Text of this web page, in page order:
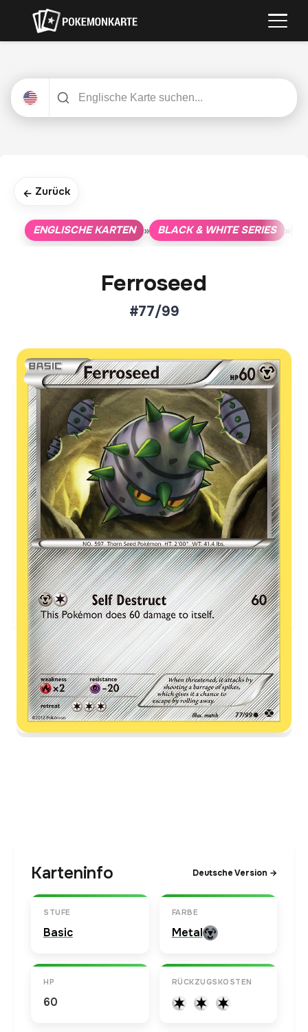
← Zurück
ENGLISCHE KARTEN » BLACK & WHITE SERIES »
Ferroseed
#77/99
Aktueller Marktpreis
€0,18
Normal
€0,49
Reverse Holo
Preise werden täglich aktualisiert.
Karteninfo Deutsche Version →
STUFE
Basic
FARBE
Metal
HP
60
RÜCKZUGSKOSTEN